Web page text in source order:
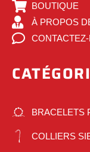
BOUTIQUE
À PROPOS
BRACELETS
COLLIERS